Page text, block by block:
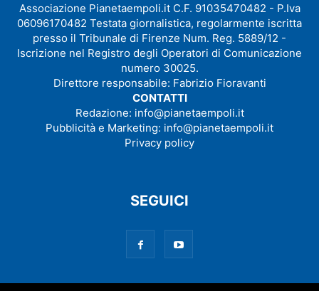
Associazione Pianetaempoli.it C.F. 91035470482 - P.Iva
06096170482 Testata giornalistica, regolarmente iscritta
presso il Tribunale di Firenze Num. Reg. 5889/12 -
Iscrizione nel Registro degli Operatori di Comunicazione
numero 30025.
Direttore responsabile: Fabrizio Fioravanti
CONTATTI
Redazione: info@pianetaempoli.it
Pubblicità e Marketing: info@pianetaempoli.it
Privacy policy
SEGUICI